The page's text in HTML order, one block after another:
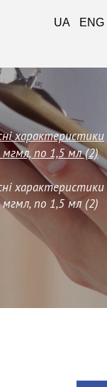
характеристики
мгмл, по 1,5 мл (2)
характеристики
мгмл, по 1,5 мл (2)
UA ENG